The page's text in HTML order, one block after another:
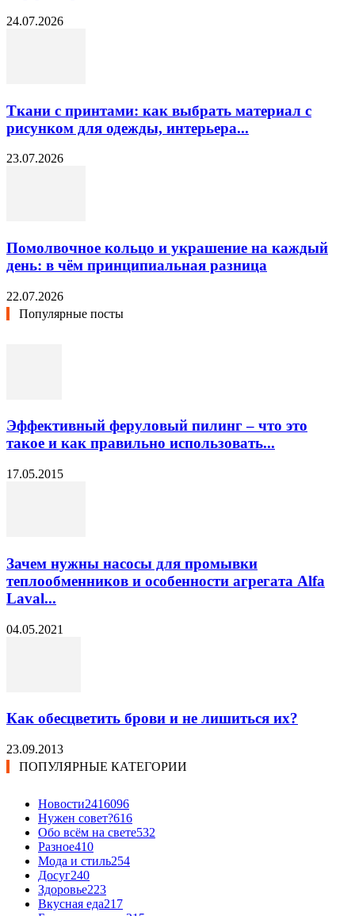
24.07.2026
Ткани с принтами: как выбрать материал с
рисунком для одежды, интерьера...
23.07.2026
Помолвочное кольцо и украшение на каждый
день: в чём принципиальная разница
22.07.2026
Популярные посты
Эффективный феруловый пилинг – что это
такое и как правильно использовать...
17.05.2015
Зачем нужны насосы для промывки
теплообменников и особенности агрегата Alfa
Laval...
04.05.2021
Как обесцветить брови и не лишиться их?
23.09.2013
ПОПУЛЯРНЫЕ КАТЕГОРИИ
Новости2416096
Нужен совет?616
Обо всём на свете532
Разное410
Мода и стиль254
Досуг240
Здоровье223
Вкусная еда217